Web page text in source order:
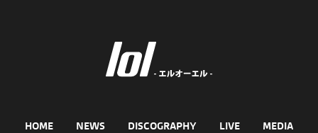
HOME NEWS DISCOGRAPHY LIVE MEDIA